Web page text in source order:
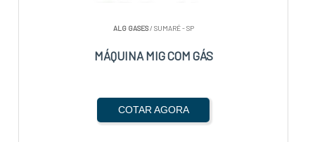
ALG GASES/ SUMARÉ - SP
MÁQUINA MIG COM GÁS
COTAR AGORA